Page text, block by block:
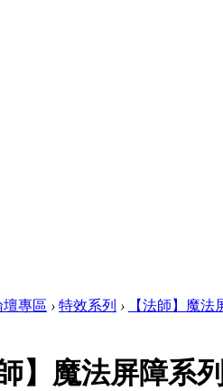
壇專區 › 特效系列 ›
【法師】魔法
師】魔法屏障系